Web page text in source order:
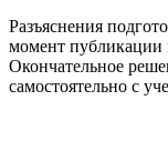
Разъяснения
момент публикации
Окончательное
самостоятельно с